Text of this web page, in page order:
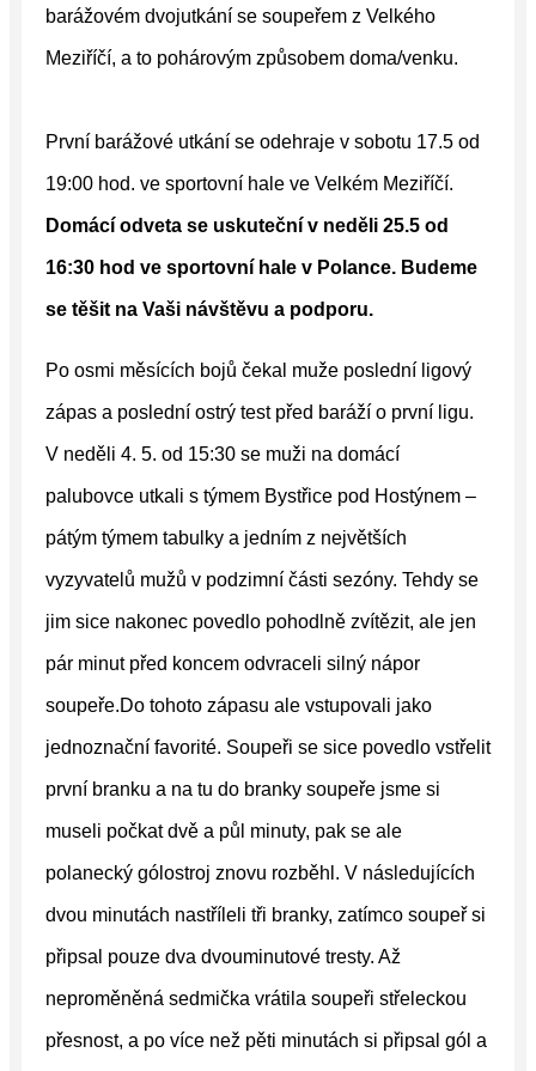
barážovém dvojutkání se soupeřem z Velkého
Meziříčí, a to pohárovým způsobem doma/venku.
První barážové utkání se odehraje v sobotu 17.5 od
19:00 hod. ve sportovní hale ve Velkém Meziříčí.
Domácí odveta se uskuteční v neděli 25.5 od
16:30 hod ve sportovní hale v Polance. Budeme
se těšit na Vaši návštěvu a podporu.
Po osmi měsících bojů čekal muže poslední ligový
zápas a poslední ostrý test před baráží o první ligu.
V neděli 4. 5. od 15:30 se muži na domácí
palubovce utkali s týmem Bystřice pod Hostýnem –
pátým týmem tabulky a jedním z největších
vyzyvatelů mužů v podzimní části sezóny. Tehdy se
jim sice nakonec povedlo pohodlně zvítězit, ale jen
pár minut před koncem odvraceli silný nápor
soupeře.Do tohoto zápasu ale vstupovali jako
jednoznační favorité. Soupeři se sice povedlo vstřelit
první branku a na tu do branky soupeře jsme si
museli počkat dvě a půl minuty, pak se ale
polanecký gólostroj znovu rozběhl. V následujících
dvou minutách nastříleli tři branky, zatímco soupeř si
připsal pouze dva dvouminutové tresty. Až
neproměněná sedmička vrátila soupeři střeleckou
přesnost, a po více než pěti minutách si připsal gól a